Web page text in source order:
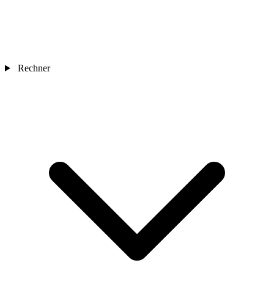
Rechner